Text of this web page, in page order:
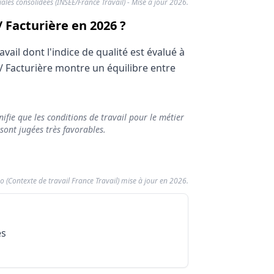
consolidées (INSEE/France Travail) - Mise à jour 2026.
en 2026 ?
dont l'indice de qualité est évalué à
Facturière montre un équilibre entre
que les conditions de travail pour le métier
jugées très favorables.
(Contexte de travail France Travail) mise à jour en 2026.
Secrétaire Facturier / Facturière